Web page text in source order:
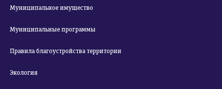
Муниципальное имущество
Муниципальные программы
Правила благоустройства территории
Экология